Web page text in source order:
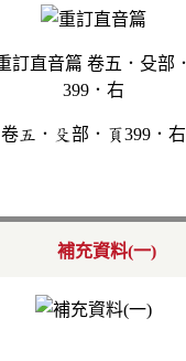
卷五．殳部．頁399．右
補充資料(一)